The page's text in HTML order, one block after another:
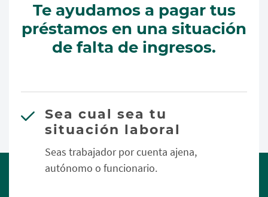
Te ayudamos a pagar tus
préstamos en una situación
de falta de ingresos.
Sea cual sea tu
situación laboral
Seas trabajador por cuenta ajena,
autónomo o funcionario.